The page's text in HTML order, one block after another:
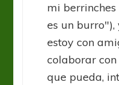
mi
es un burro"),
estoy con
colaborar con
que pueda,